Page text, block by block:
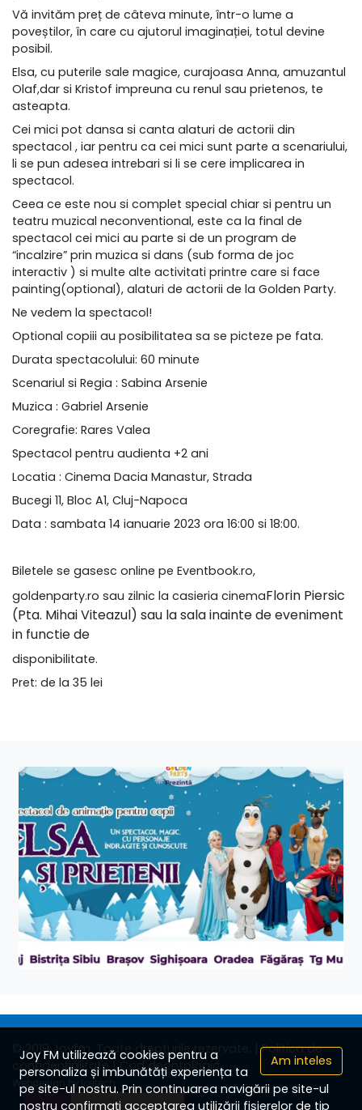
Vă invităm preț de câteva minute, într-o lume a
poveștilor, în care cu ajutorul imaginației, totul devine
posibil.
Elsa, cu puterile sale magice, curajoasa Anna, amuzantul
Olaf,dar si Kristof impreuna cu renul sau prietenos, te
asteapta.
Cei mici pot dansa si canta alaturi de actorii din
spectacol , iar pentru ca cei mici sunt parte a scenariului,
li se pun adesea intrebari si li se cere implicarea in
spectacol.
Ceea ce este nou si complet special chiar si pentru un
teatru muzical neconventional, este ca la final de
spectacol cei mici au parte si de un program de
“incalzire” prin muzica si dans (sub forma de joc
interactiv ) si multe alte activitati printre care si face
painting(optional), alaturi de actorii de la Golden Party.
Ne vedem la spectacol!
Optional copiii au posibilitatea sa se picteze pe fata.
Durata spectacolului: 60 minute
Scenariul si Regia : Sabina Arsenie
Muzica : Gabriel Arsenie
Coregrafie: Rares Valea
Spectacol pentru audienta +2 ani
Locatia : Cinema Dacia Manastur, Strada
Bucegi 11, Bloc A1, Cluj-Napoca
Data : sambata 14 ianuarie 2023 ora 16:00 si 18:00.
Biletele se gasesc online pe Eventbook.ro,
goldenparty.ro sau zilnic la casieria cinemaFlorin Piersic
(Pta. Mihai Viteazul) sau la sala inainte de eveniment
in functie de
disponibilitate.
Pret: de la 35 lei
© 2019 Joyfm. Toate drepturile rezervate. | Politica de
confidențialitate | Cod deontologic
Webdesign by Icetech
Am inteles
Joy FM utilizează cookies pentru a
personaliza și imbunătăți experiența ta
pe site-ul nostru. Prin continuarea navigării pe site-ul
nostru confirmați acceptarea utilizării fișierelor de tip